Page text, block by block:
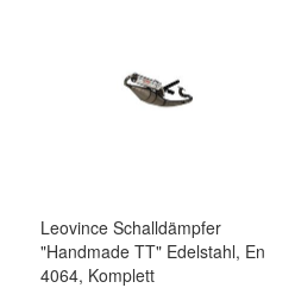
Leovince Schalldämpfer
"Handmade TT" Edelstahl, En
4064, Komplett